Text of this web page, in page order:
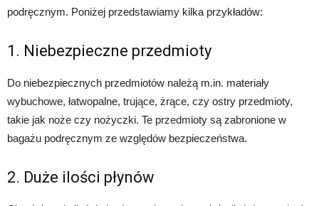
podręcznym. Poniżej przedstawiamy kilka przykładów:
1. Niebezpieczne przedmioty
Do niebezpiecznych przedmiotów należą m.in. materiały
wybuchowe, łatwopalne, trujące, żrące, czy ostry przedmioty,
takie jak noże czy nożyczki. Te przedmioty są zabronione w
bagażu podręcznym ze względów bezpieczeństwa.
2. Duże ilości płynów